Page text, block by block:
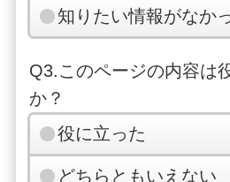
知りたい情報がなか
Q3.このページの内容は
か？
役に立った
どちらともいえない